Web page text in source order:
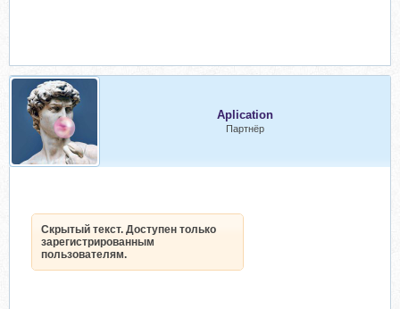
Aplication
Партнёр
Скрытый текст. Доступен только
зарегистрированным
пользователям.